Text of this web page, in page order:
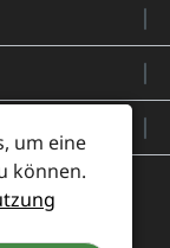
um eine
können.